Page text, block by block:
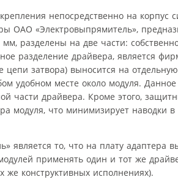
непосредственно на корпус
ОАО «Электровыпрямитель»,
разделены на две части:
разделение драйвера, является
затвора) выносится на отдельную
удобном месте около модуля.
части драйвера. Кроме этого,
модуля, что минимизирует наводки в
является то, что на плату адаптера
применять один и тот же
конструктивных исполнениях).